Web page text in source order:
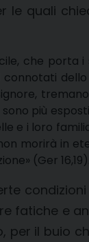
le quali
che porta
dello
più
e i loro
morirà in
(Ger 16,19).
fatiche e
per il buio